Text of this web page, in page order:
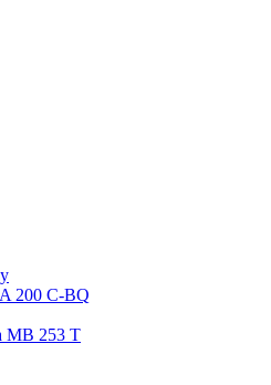
200 C-BQ
MB 253 T